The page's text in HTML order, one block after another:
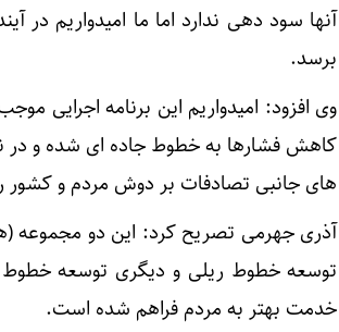
آنها سود دهی ندارد اما ما امیدواریم در
برسد.
وی افزود: امیدواریم این برنامه اجرایی
کاهش فشارها به خطوط جاده ای شده و در
های جانبی تصادفات بر دوش مردم و کشور
آذری جهرمی تصریح کرد: این دو مجموعه
توسعه خطوط ریلی و دیگری توسعه خطوط
خدمت بهتر به مردم فراهم شده است.